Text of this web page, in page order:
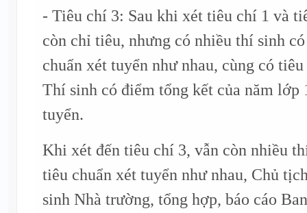
- Tiêu chí 3: Sau khi xét tiêu chí 1 và
còn chỉ tiêu, nhưng có nhiều thí sinh
chuẩn xét tuyển như nhau, cùng có
Thí sinh có điểm tổng kết của năm lớp
tuyển.
Khi xét đến tiêu chí 3, vẫn còn nhiều
tiêu chuẩn xét tuyển như nhau, Chủ
sinh Nhà trường, tổng hợp, báo cáo